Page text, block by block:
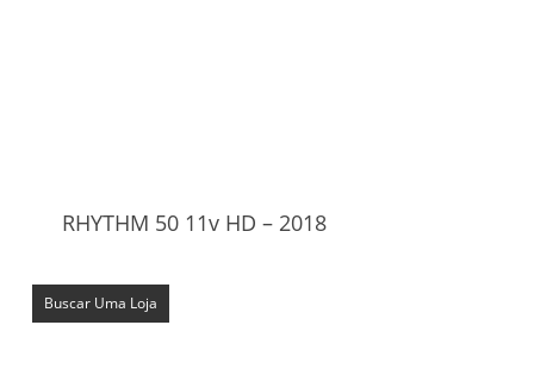
RHYTHM 50 11v HD – 2018
Buscar Uma Loja